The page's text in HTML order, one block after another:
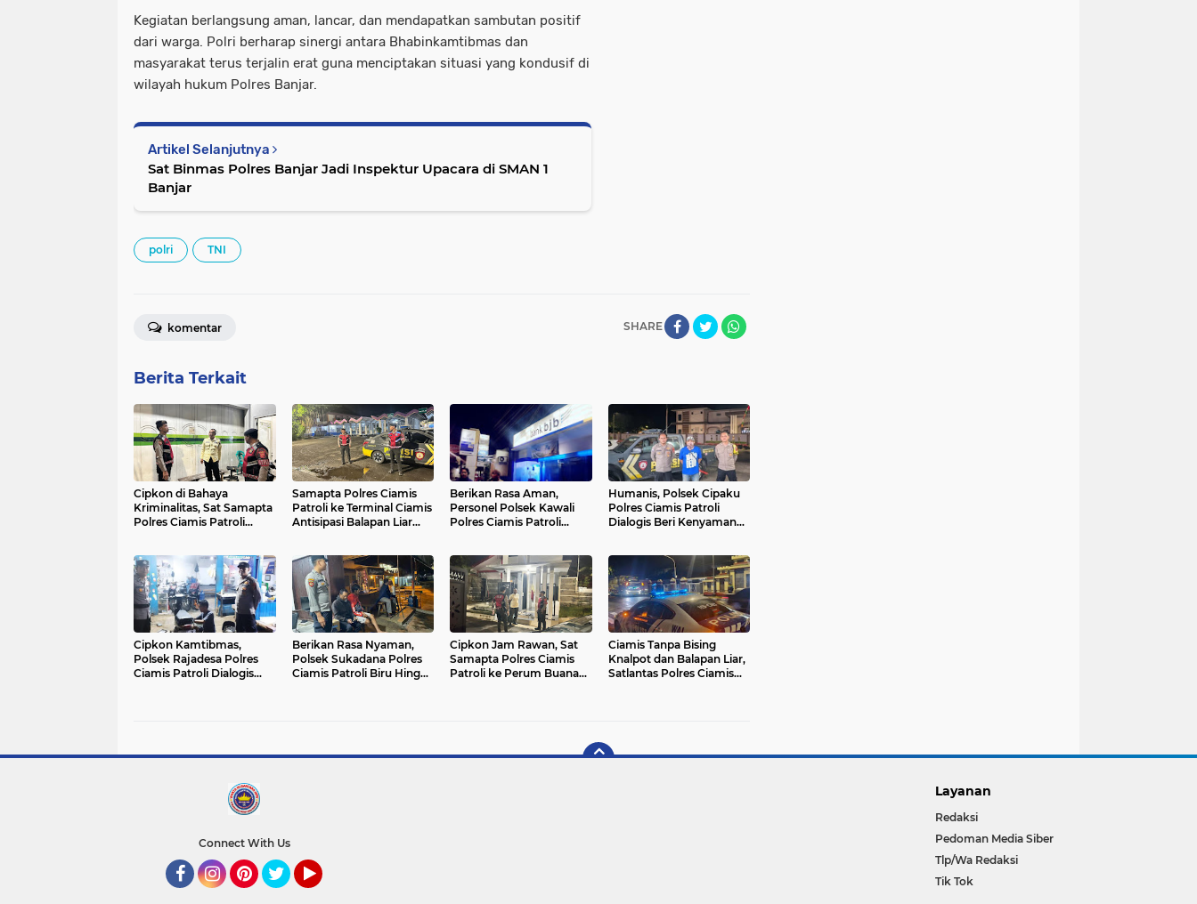
Kegiatan berlangsung aman, lancar, dan mendapatkan sambutan positif
dari warga. Polri berharap sinergi antara Bhabinkamtibmas dan
masyarakat terus terjalin erat guna menciptakan situasi yang kondusif di
wilayah hukum Polres Banjar.
Artikel Selanjutnya
Sat Binmas Polres Banjar Jadi Inspektur Upacara di SMAN 1
Banjar
polri TNI
SHARE
komentar
Berita Terkait
Cipkon di Bahaya
Kriminalitas, Sat Samapta
Polres Ciamis Patroli
Samapta Polres Ciamis
Patroli ke Terminal Ciamis
Antisipasi Balapan Liar
Berikan Rasa Aman,
Personel Polsek Kawali
Polres Ciamis Patroli
Humanis, Polsek Cipaku
Polres Ciamis Patroli
Dialogis Beri Kenyamanan
Cipkon Kamtibmas,
Polsek Rajadesa Polres
Ciamis Patroli Dialogis
Berikan Rasa Nyaman,
Polsek Sukadana Polres
Ciamis Patroli Biru Hingga
Cipkon Jam Rawan, Sat
Samapta Polres Ciamis
Patroli ke Perum Buana
Ciamis Tanpa Bising
Knalpot dan Balapan Liar,
Satlantas Polres Ciamis
Connect With Us
Layanan
Redaksi
Pedoman Media Siber
Tlp/Wa Redaksi
Tik Tok